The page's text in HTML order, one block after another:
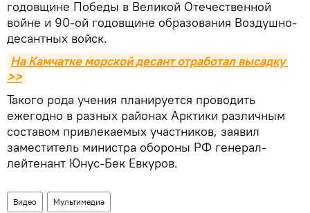
годовщине Победы в Великой Отечественной
войне и 90-ой годовщине образования Воздушно-
десантных войск.
На Камчатке морской десант отработал высадку
>>
Такого рода учения планируется проводить
ежегодно в разных районах Арктики различным
составом привлекаемых участников, заявил
заместитель министра обороны РФ генерал-
лейтенант Юнус-Бек Евкуров.
Видео Мультимедиа